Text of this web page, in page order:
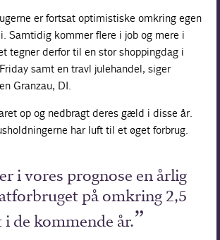
er fortsat optimistiske omkring egen
Samtidig kommer flere i job og mere i
tegner derfor til en stor shoppingdag i
samt en travl julehandel, siger
Granzau, DI.
op og nedbragt deres gæld i disse år.
har luft til et øget forbrug.
i vores prognose en årlig
på omkring 2,5
de kommende år.